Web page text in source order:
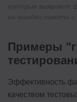
Примеры
Эффективность
качеством